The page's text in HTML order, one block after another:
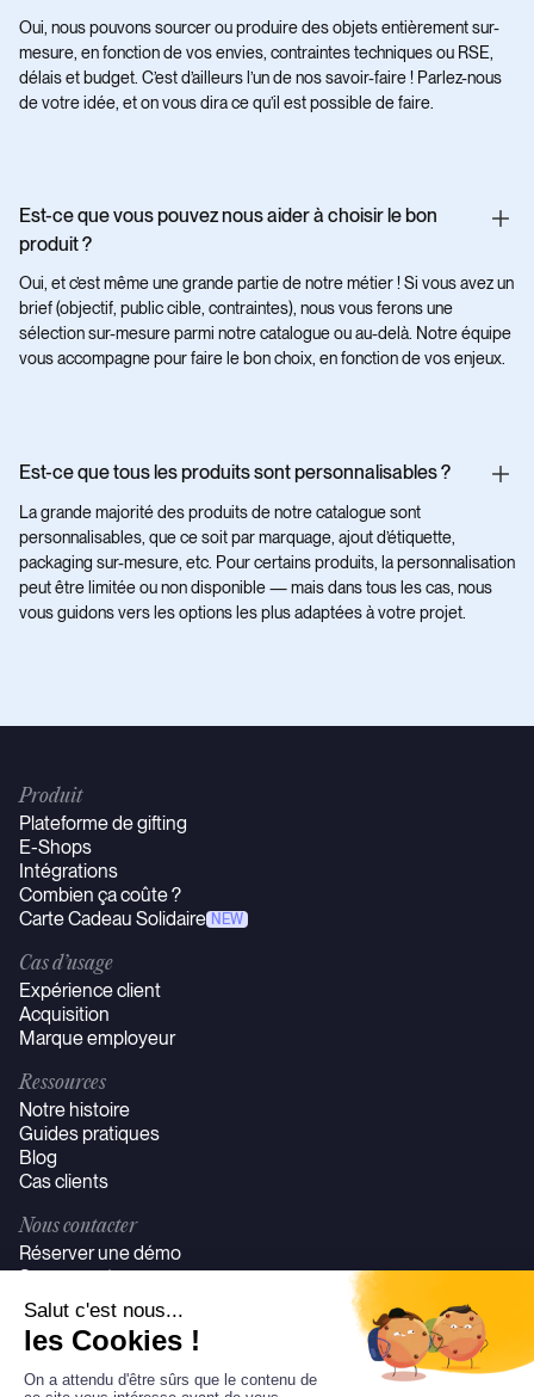
Oui, nous pouvons sourcer ou produire des objets entièrement sur-
mesure, en fonction de vos envies, contraintes techniques ou RSE,
délais et budget. C’est d’ailleurs l’un de nos savoir-faire ! Parlez-nous
de votre idée, et on vous dira ce qu’il est possible de faire.
Est-ce que vous pouvez nous aider à choisir le bon
produit ?
Oui, et c’est même une grande partie de notre métier ! Si vous avez un
brief (objectif, public cible, contraintes), nous vous ferons une
sélection sur-mesure parmi notre catalogue ou au-delà. Notre équipe
vous accompagne pour faire le bon choix, en fonction de vos enjeux.
Est-ce que tous les produits sont personnalisables ?
La grande majorité des produits de notre catalogue sont
personnalisables, que ce soit par marquage, ajout d’étiquette,
packaging sur-mesure, etc. Pour certains produits, la personnalisation
peut être limitée ou non disponible — mais dans tous les cas, nous
vous guidons vers les options les plus adaptées à votre projet.
Produit
Plateforme de gifting
E-Shops
Intégrations
Combien ça coûte ?
Carte Cadeau Solidaire NEW
Cas d’usage
Expérience client
Acquisition
Marque employeur
Ressources
Notre histoire
Guides pratiques
Blog
Cas clients
Nous contacter
Réserver une démo
Se connecter